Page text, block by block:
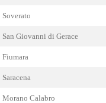
Soverato
San Giovanni di Gerace
Fiumara
Saracena
Morano Calabro